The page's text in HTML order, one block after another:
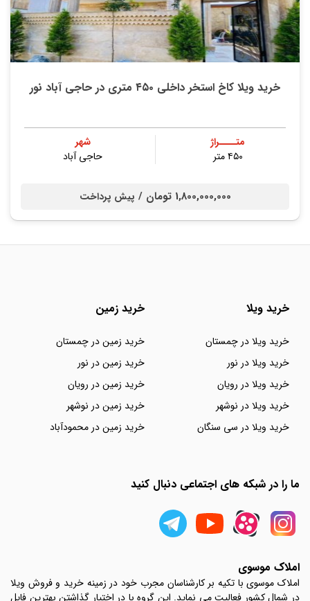
خرید ویلا کاخ استخر داخلی ۴۵۰ متری در حاجی آباد نور
متــــراژ
۴۵۰ متر
شهر
حاجی آباد
1,800,000,000 تومان / پیش پرداخت
خرید ویلا
خرید ویلا در چمستان
خرید ویلا در نور
خرید ویلا در رویان
خرید ویلا در نوشهر
خرید ویلا در سی سنگان
خرید زمین
خرید زمین در چمستان
خرید زمین در نور
خرید زمین در رویان
خرید زمین در نوشهر
خرید زمین در محمودآباد
ما را در شبکه های اجتماعی دنبال کنید
املاک موسوی
املاک موسوی با تکیه بر کارشناسان مجرب خود در زمینه خرید و فروش ویلا
در شمال کشور فعالیت می نماید. این گروه با در اختیار گذاشتن بهترین فایل